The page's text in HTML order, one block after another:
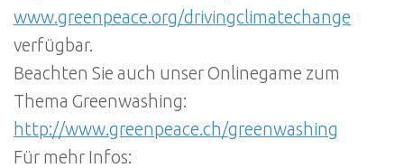
www.greenpeace.org/drivingclimatechange
verfügbar.
Beachten Sie auch unser Onlinegame zum
Thema Greenwashing:
http://www.greenpeace.ch/greenwashing
Für mehr Infos: